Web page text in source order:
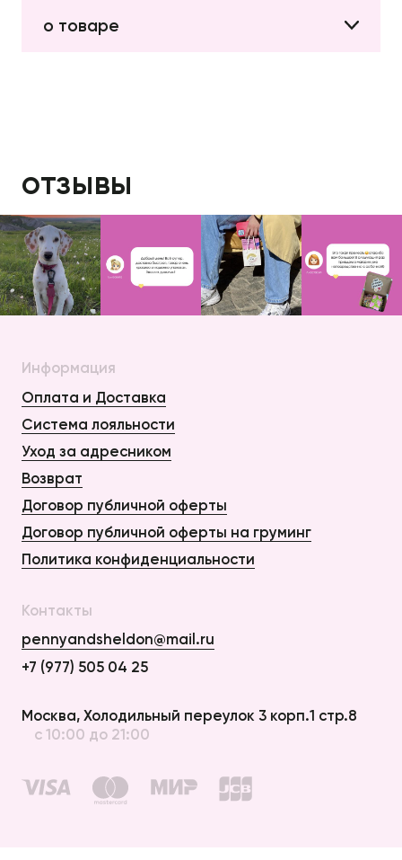
о товаре
отзывы
Информация
Оплата и Доставка
Система лояльности
Уход за адресником
Возврат
Договор публичной оферты
Договор публичной оферты на груминг
Политика конфиденциальности
Контакты
pennyandsheldon@mail.ru
+7 (977) 505 04 25
Москва, Холодильный переулок 3 корп.1 стр.8
с 10:00 до 21:00
Оплата и Доставка
Возврат
Договор публичной оферты на груминг